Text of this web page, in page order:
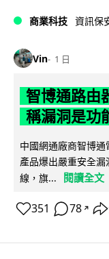
商業科技 資訊保
Vin 1 日
智博通路由
稱漏洞是功
中國網通廠商智博
產品爆出嚴重安全
線，旗...
閱讀全文
351 78 ↗